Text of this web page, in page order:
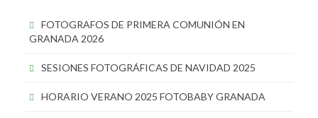
FOTOGRAFOS DE PRIMERA COMUNIÓN EN
GRANADA 2026
SESIONES FOTOGRÁFICAS DE NAVIDAD 2025
HORARIO VERANO 2025 FOTOBABY GRANADA